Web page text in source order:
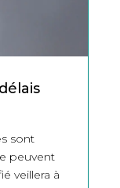
sont
peuvent
veillera à